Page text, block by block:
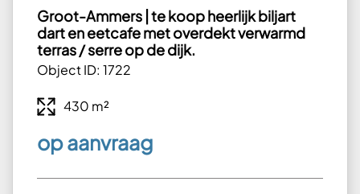
Groot-Ammers | te koop heerlijk biljart
dart en eetcafe met overdekt verwarmd
terras / serre op de dijk.
Object ID: 1722
430 m²
op aanvraag